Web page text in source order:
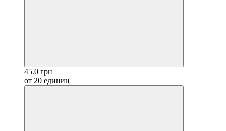
45.0 грн
от 20 единиц